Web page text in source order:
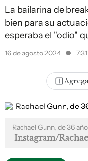
La bailarina de
bien para su
esperaba el "odio"
16 de agosto 2024
Rachael Gunn, de 36
Instagram/